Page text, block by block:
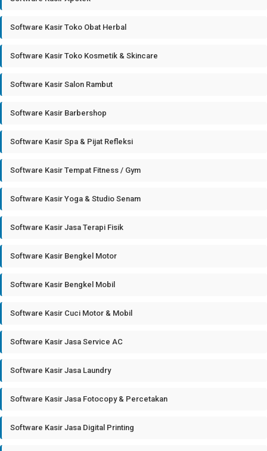
Software Kasir Toko Obat Herbal
Software Kasir Toko Kosmetik & Skincare
Software Kasir Salon Rambut
Software Kasir Barbershop
Software Kasir Spa & Pijat Refleksi
Software Kasir Tempat Fitness / Gym
Software Kasir Yoga & Studio Senam
Software Kasir Jasa Terapi Fisik
Software Kasir Bengkel Motor
Software Kasir Bengkel Mobil
Software Kasir Cuci Motor & Mobil
Software Kasir Jasa Service AC
Software Kasir Jasa Laundry
Software Kasir Jasa Fotocopy & Percetakan
Software Kasir Jasa Digital Printing